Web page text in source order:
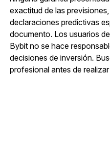
exactitud de las
declaraciones predictivas
documento. Los usuarios
Bybit no se hace
decisiones de inversión.
profesional antes de